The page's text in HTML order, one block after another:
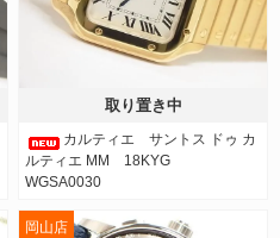
取り置き中
カルティエ サントス ドゥ カ
ルティエ MM 18KYG
WGSA0030
岡山店